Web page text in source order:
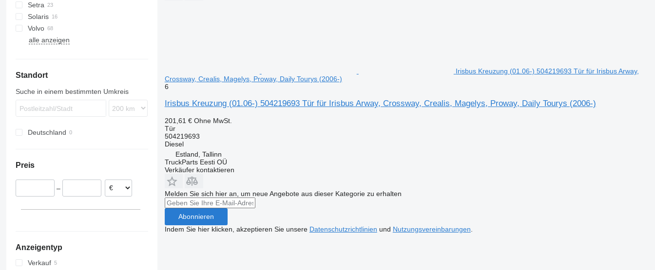
Proway
Conecto
Integro
O-series
S-Class
Euroliner
Skyliner
Starliner
Tourliner
Irizar
K-series
Setra
S-series
Solaris
Alpino
Urbino
Opalin
Futura
Astromega
Astron
Volvo
7700
9900
alle anzeigen
Standort
Suche in einem bestimmten Umkreis
Deutschland
Preis
–
Anzeigentyp
Verkauf
Irisbus Kreuzung (01.06-) 504219693 Tür für Irisbus Arway,
Crossway, Crealis, Magelys, Proway, Daily Tourys (2006-)
6
Irisbus Kreuzung (01.06-) 504219693 Tür für Irisbus Arway, Crossway, Crealis, Magelys, Proway, Daily Tourys (2006-)
201,61 € Ohne MwSt.
Tür
504219693
Diesel
Estland, Tallinn
TruckParts Eesti OÜ
Verkäufer kontaktieren
Melden Sie sich hier an, um neue Angebote aus dieser Kategorie zu erhalten
Abonnieren
Indem Sie hier klicken, akzeptieren Sie unsere Datenschutzrichtlinien und Nutzungsvereinbarungen